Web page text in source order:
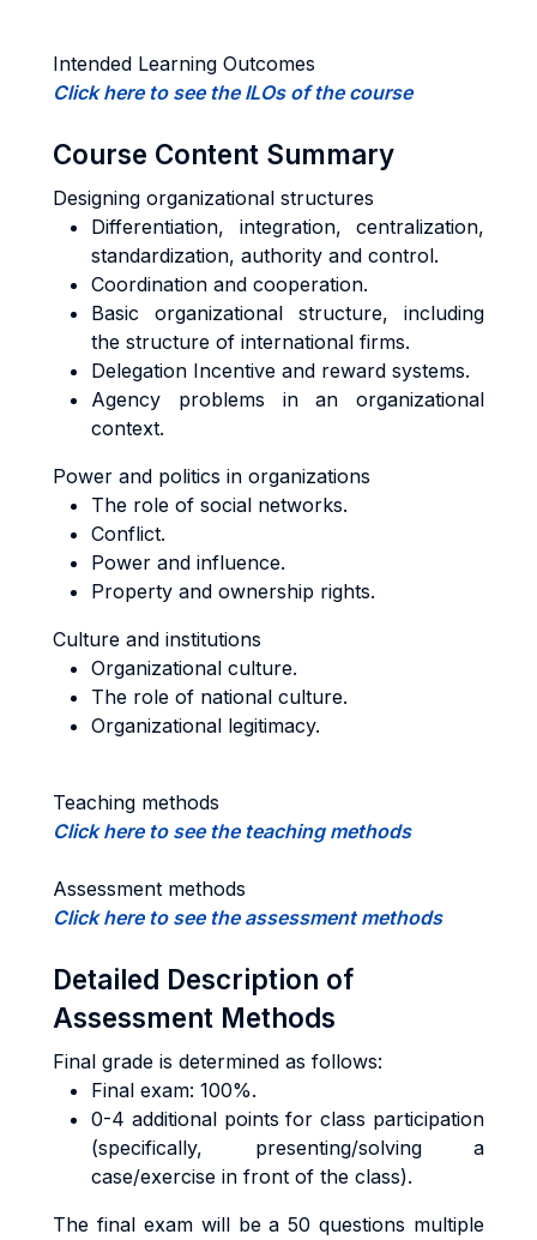
Intended Learning Outcomes
Click here to see the ILOs of the course
Course Content Summary
Designing organizational structures
Differentiation, integration, centralization,
standardization, authority and control.
Coordination and cooperation.
Basic organizational structure, including
the structure of international firms.
Delegation Incentive and reward systems.
Agency problems in an organizational
context.
Power and politics in organizations
The role of social networks.
Conflict.
Power and influence.
Property and ownership rights.
Culture and institutions
Organizational culture.
The role of national culture.
Organizational legitimacy.
Teaching methods
Click here to see the teaching methods
Assessment methods
Click here to see the assessment methods
Detailed Description of
Assessment Methods
Final grade is determined as follows:
Final exam: 100%.
0-4 additional points for class participation
(specifically, presenting/solving a
case/exercise in front of the class).
The final exam will be a 50 questions multiple